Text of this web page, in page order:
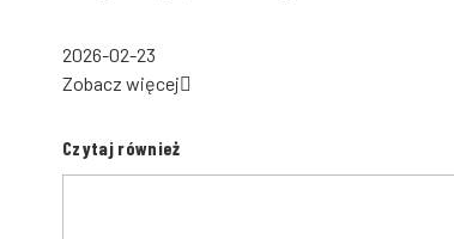
2026-02-23
Zobacz więcej
Czytaj również